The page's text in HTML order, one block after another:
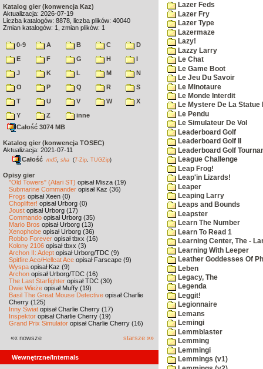
Katalog gier (konwencja Kaz)
Aktualizacja: 2026-07-19
Liczba katalogów: 8878, liczba plików: 40040
Zmian katalogów: 1, zmian plików: 1
0-9 A B C
D
E
F G H
I
J
K L M
N
O
P Q R
S
T
U V W
X
Y
Z
inne
Całość 3074 MB
Katalog gier (konwencja TOSEC)
Aktualizacja: 2021-07-11
Całość md5 sha (7-Zip TUGZip)
Opisy gier
"Old Towers" (Atari ST) opisał Misza (19)
Submarine Commander opisał Kaz (36)
Frogs opisał Xeen (0)
Choplifter! opisał Urborg (0)
Joust opisał Urborg (17)
Commando opisał Urborg (35)
Mario Bros opisał Urborg (13)
Xenophobe opisał Urborg (36)
Robbo Forever opisał tbxx (16)
Kolony 2106 opisał tbxx (3)
Archon II: Adept opisał Urborg/TDC (9)
Spitfire Ace/Hellcat Ace opisał Farscape (9)
Wyspa opisał Kaz (9)
Archon opisał Urborg/TDC (16)
The Last Starfighter opisał TDC (30)
Dwie Wieże opisał Muffy (19)
Basil The Great Mouse Detective opisał Charlie
Cherry (125)
Inny Świat opisał Charlie Cherry (17)
Inspektor opisał Charlie Cherry (19)
Grand Prix Simulator opisał Charlie Cherry (16)
«« nowsze starsze »»
Wewnętrzne/Internals
Lazer Feds
Lazer Fry
Lazer Type
Lazermaze
Lazy!
Lazzy Larry
Le Chat
Le Game Boot
Le Jeu Du Savoir
Le Minotaure
Le Monde Interdit
Le Mystere De La Statue
Le Pendu
Le Simulateur De Vol
Leaderboard Golf
Leaderboard Golf II
Leaderboard Golf
League Challenge
Leap Frog!
Leap'in Lizards!
Leaper
Leaping Larry
Leaps and Bounds
Leapster
Learn The Number
Learn To Read 1
Learning Center, The -
Learning With Leeper
Leather Goddesses Of
Leben
Legacy, The
Legenda
Leggit!
Legionnaire
Lemans
Lemingi
Lemmblaster
Lemming
Lemmingi
Lemmings (v1)